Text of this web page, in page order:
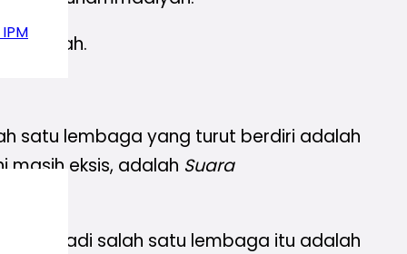
satu lembaga yang turut berdiri adalah
masih eksis, adalah Suara
menjadi salah satu lembaga itu adalah